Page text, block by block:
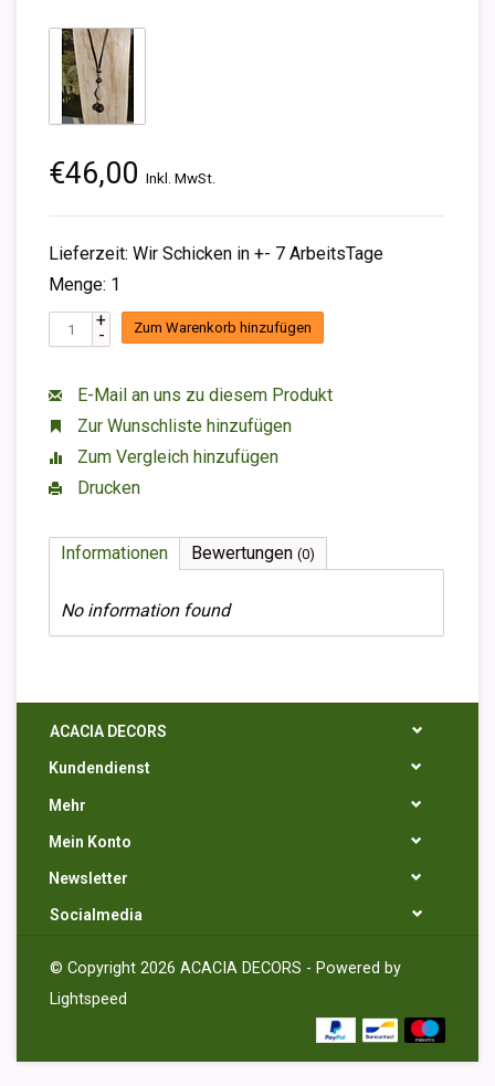
€46,00 Inkl. MwSt.
Lieferzeit: Wir Schicken in +- 7 ArbeitsTage
Menge: 1
+
- Zum Warenkorb hinzufügen
E-Mail an uns zu diesem Produkt
Zur Wunschliste hinzufügen
Zum Vergleich hinzufügen
Drucken
Informationen Bewertungen (0)
No information found
ACACIA DECORS
Kundendienst
Mehr
Mein Konto
Newsletter
Socialmedia
© Copyright 2026 ACACIA DECORS - Powered by
Lightspeed